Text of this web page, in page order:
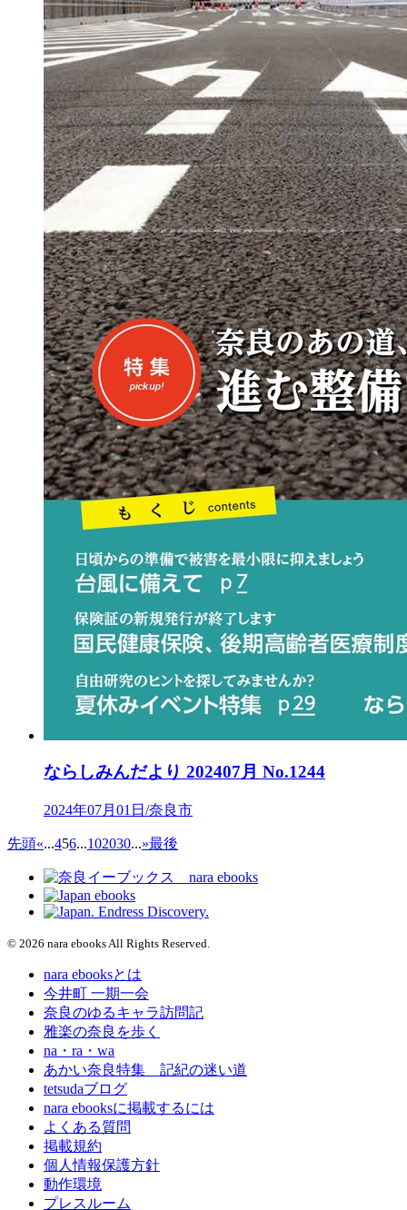
ならしみんだより 202407月 No.1244
2024年07月01日/奈良市
先頭«...456...102030...»最後
© 2026 nara ebooks All Rights Reserved.
nara ebooksとは
今井町 一期一会
奈良のゆるキャラ訪問記
雅楽の奈良を歩く
na・ra・wa
あかい奈良特集 記紀の迷い道
tetsudaブログ
nara ebooksに掲載するには
よくある質問
掲載規約
個人情報保護方針
動作環境
プレスルーム